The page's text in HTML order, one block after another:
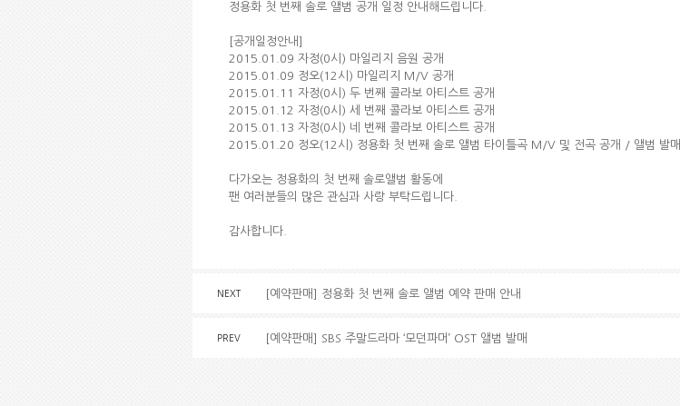
정용화 첫 번째 솔로 앨범 공개 일정 안내해드립니다.
[공개일정안내]
2015.01.09 자정(0시) 마일리지 음원 공개
2015.01.09 정오(12시) 마일리지 M/V 공개
2015.01.11 자정(0시) 두 번째 콜라보 아티스트 공개
2015.01.12 자정(0시) 세 번째 콜라보 아티스트 공개
2015.01.13 자정(0시) 네 번째 콜라보 아티스트 공개
2015.01.20 정오(12시) 정용화 첫 번째 솔로 앨범 타이틀곡 M/V 및 전곡 공개 / 앨범 발매
다가오는 정용화의 첫 번째 솔로앨범 활동에
팬 여러분들의 많은 관심과 사랑 부탁드립니다.
감사합니다.
NEXT [예약판매] 정용화 첫 번째 솔로 앨범 예약 판매 안내
PREV [예약판매] SBS 주말드라마 ‘모던파머’ OST 앨범 발매